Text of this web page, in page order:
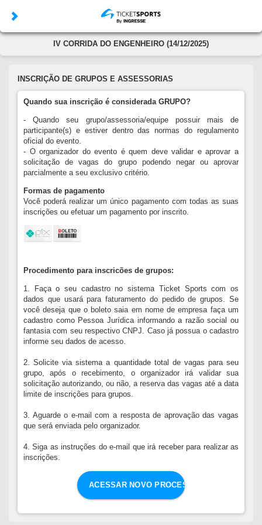
IV CORRIDA DO ENGENHEIRO (14/12/2025)
INSCRIÇÃO DE GRUPOS E ASSESSORIAS
Quando sua inscrição é considerada GRUPO?
- Quando seu grupo/assessoria/equipe possuir mais de
participante(s) e estiver dentro das normas do regulamento
oficial do evento.
- O organizador do evento é quem deve validar e aprovar a
solicitação de vagas do grupo podendo negar ou aprovar
parcialmente a seu exclusivo critério.
Formas de pagamento
Você poderá realizar um único pagamento com todas as suas
inscrições ou efetuar um pagamento por inscrito.
Procedimento para inscricões de grupos:
1. Faça o seu cadastro no sistema Ticket Sports com os
dados que usará para faturamento do pedido de grupos. Se
você deseja que o boleto saia em nome de empresa faça um
cadastro como Pessoa Jurídica informando a razão social ou
fantasia com seu respectivo CNPJ. Caso já possua o cadastro
informe seu dados de acesso.
2. Solicite via sistema a quantidade total de vagas para seu
grupo, após o recebimento, o organizador irá validar sua
solicitação autorizando, ou não, a reserva das vagas até a data
limite de inscrições para grupos.
3. Aguarde o e-mail com a resposta de aprovação das vagas
que será enviada pelo organizador.
4. Siga as instruções do e-mail que irá receber para realizar as
inscrições.
ACESSAR NOVO PROCESSO DE GRUPOS